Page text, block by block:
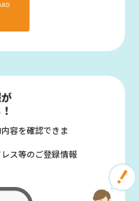
容を確認できま
ス等のご登録情報